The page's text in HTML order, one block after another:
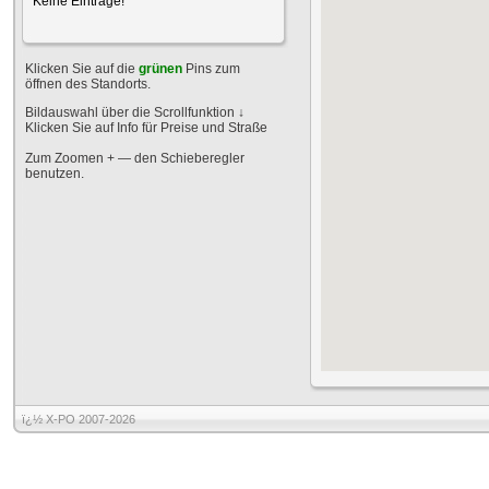
Klicken Sie auf die grünen Pins zum
öffnen des Standorts.
Bildauswahl über die Scrollfunktion ↓
Klicken Sie auf Info für Preise und Straße
Zum Zoomen + — den Schieberegler
benutzen.
ï¿½ X-PO 2007-2026